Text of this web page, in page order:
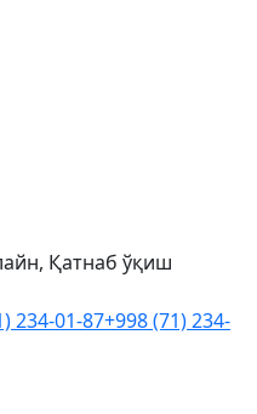
Қатнаб ўқиш
234-01-87+998 (71) 234-